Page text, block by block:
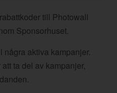
till Photowall
Sponsorhuset.
några aktiva kampanjer.
ta del av kampanjer,